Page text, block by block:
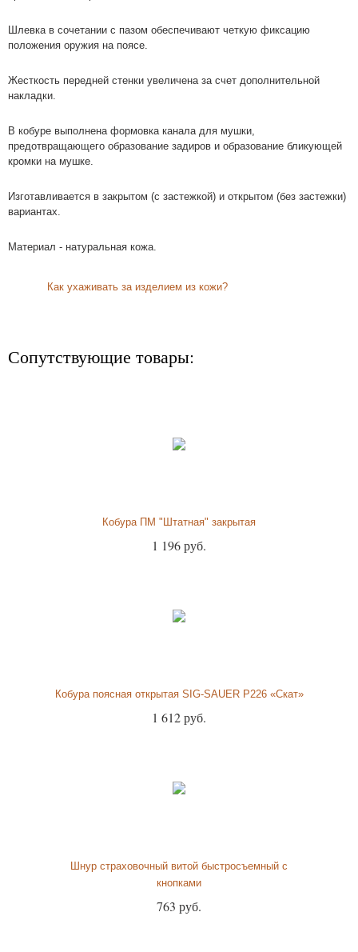
Шлевка в сочетании с пазом обеспечивают четкую фиксацию
положения оружия на поясе.
Жесткость передней стенки увеличена за счет дополнительной
накладки.
В кобуре выполнена формовка канала для мушки,
предотвращающего образование задиров и образование бликующей
кромки на мушке.
Изготавливается в закрытом (с застежкой) и открытом (без застежки)
вариантах.
Материал - натуральная кожа.
Как ухаживать за изделием из кожи?
Сопутствующие товары:
Кобура ПМ "Штатная" закрытая
1 196 руб.
Кобура поясная открытая SIG-SAUER P226 «Скат»
1 612 руб.
Шнур страховочный витой быстросъемный с
кнопками
763 руб.